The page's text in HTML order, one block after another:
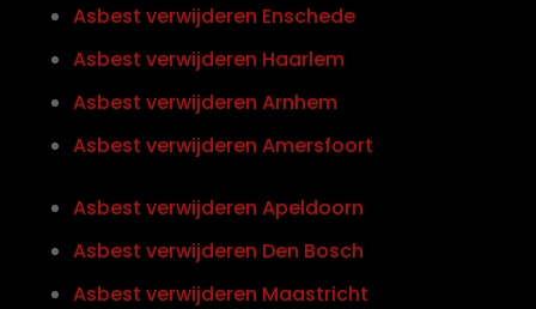
Asbest verwijderen Enschede
Asbest verwijderen Haarlem
Asbest verwijderen Arnhem
Asbest verwijderen Amersfoort
Asbest verwijderen Apeldoorn
Asbest verwijderen Den Bosch
Asbest verwijderen Maastricht